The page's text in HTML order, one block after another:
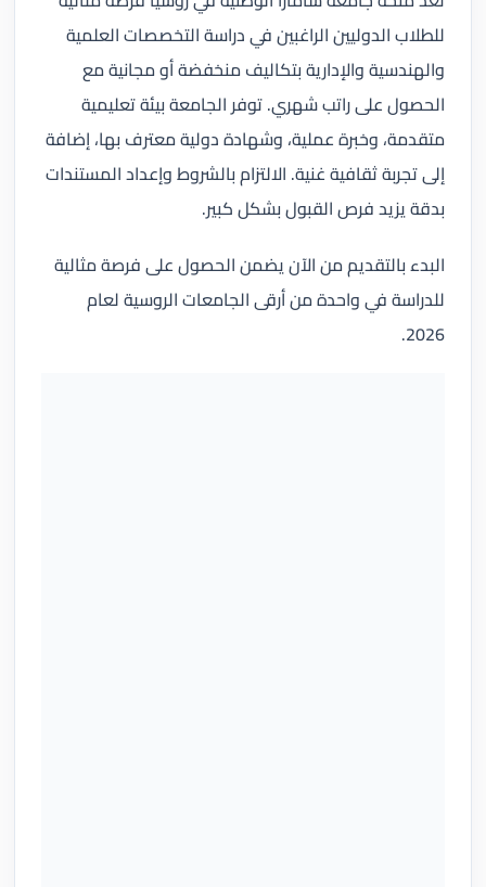
للطلاب الدوليين الراغبين في دراسة التخصصات العلمية
والهندسية والإدارية بتكاليف منخفضة أو مجانية مع
الحصول على راتب شهري. توفر الجامعة بيئة تعليمية
متقدمة، وخبرة عملية، وشهادة دولية معترف بها، إضافة
إلى تجربة ثقافية غنية. الالتزام بالشروط وإعداد المستندات
بدقة يزيد فرص القبول بشكل كبير.
البدء بالتقديم من الآن يضمن الحصول على فرصة مثالية
للدراسة في واحدة من أرقى الجامعات الروسية لعام
2026.